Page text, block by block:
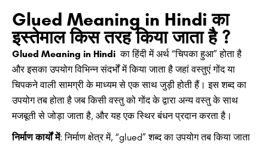
Glued Meaning in Hindi का
इस्तेमाल किस तरह किया जाता है ?
Glued Meaning in Hindi का हिंदी में अर्थ “चिपका हुआ” होता है
और इसका उपयोग विभिन्न संदर्भों में किया जाता है जहां वस्तुएं गोंद या
चिपकने वाली सामग्री के माध्यम से एक साथ जुड़ी होती हैं। इस शब्द का
उपयोग तब होता है जब किसी वस्तु को गोंद के द्वारा अन्य वस्तु के साथ
मजबूती से जोड़ा जाता है, और यह एक स्थिर बंधन प्रदान करता है।
निर्माण कार्यों में: निर्माण क्षेत्र में, “glued” शब्द का उपयोग तब किया जाता